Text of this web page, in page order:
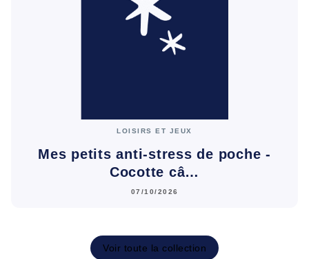
LOISIRS ET JEUX
Mes petits anti-stress de poche -
Cocotte câ…
07/10/2026
Voir toute la collection